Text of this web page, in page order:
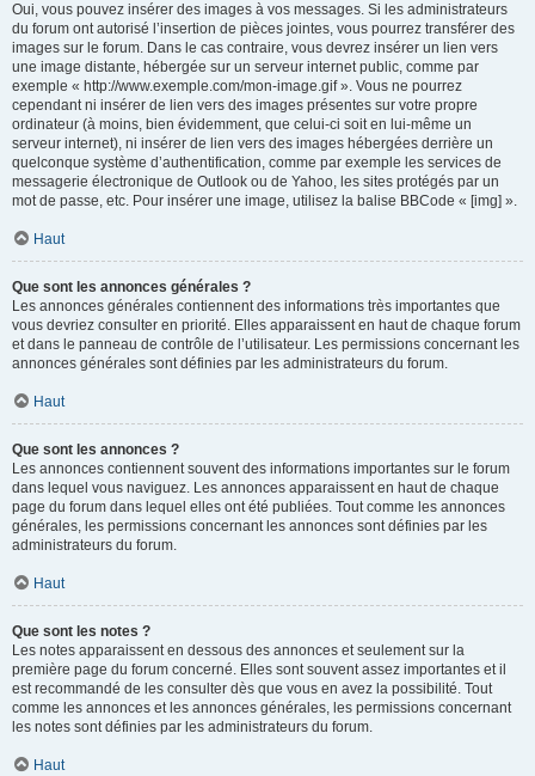
Oui, vous pouvez insérer des images à vos messages. Si les administrateurs
du forum ont autorisé l’insertion de pièces jointes, vous pourrez transférer des
images sur le forum. Dans le cas contraire, vous devrez insérer un lien vers
une image distante, hébergée sur un serveur internet public, comme par
exemple « http://www.exemple.com/mon-image.gif ». Vous ne pourrez
cependant ni insérer de lien vers des images présentes sur votre propre
ordinateur (à moins, bien évidemment, que celui-ci soit en lui-même un
serveur internet), ni insérer de lien vers des images hébergées derrière un
quelconque système d’authentification, comme par exemple les services de
messagerie électronique de Outlook ou de Yahoo, les sites protégés par un
mot de passe, etc. Pour insérer une image, utilisez la balise BBCode « [img] ».
Haut
Que sont les annonces générales ?
Les annonces générales contiennent des informations très importantes que
vous devriez consulter en priorité. Elles apparaissent en haut de chaque forum
et dans le panneau de contrôle de l’utilisateur. Les permissions concernant les
annonces générales sont définies par les administrateurs du forum.
Haut
Que sont les annonces ?
Les annonces contiennent souvent des informations importantes sur le forum
dans lequel vous naviguez. Les annonces apparaissent en haut de chaque
page du forum dans lequel elles ont été publiées. Tout comme les annonces
générales, les permissions concernant les annonces sont définies par les
administrateurs du forum.
Haut
Que sont les notes ?
Les notes apparaissent en dessous des annonces et seulement sur la
première page du forum concerné. Elles sont souvent assez importantes et il
est recommandé de les consulter dès que vous en avez la possibilité. Tout
comme les annonces et les annonces générales, les permissions concernant
les notes sont définies par les administrateurs du forum.
Haut